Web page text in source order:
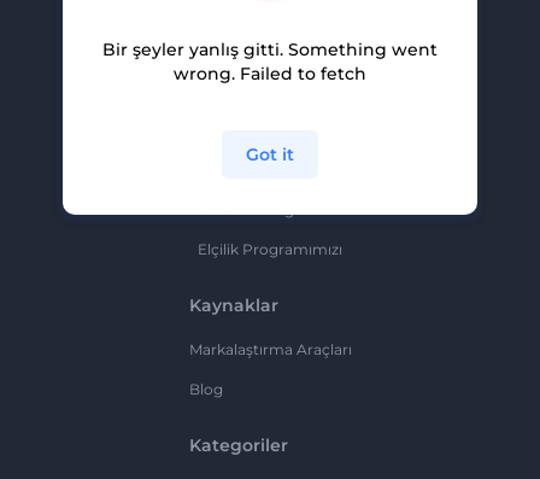
Ortaklık Programı
Elçilik Programımızı
Kaynaklar
Markalaştırma Araçları
Blog
Kategoriler
Bir şeyler yanlış gitti. Something went
wrong. Failed to fetch
Got it